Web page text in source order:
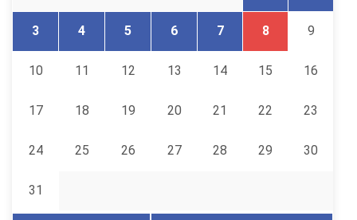
3 4 5 6 7 8 9
10 11 12 13 14 15 16
17 18 19 20 21 22 23
24 25 26 27 28 29 30
31